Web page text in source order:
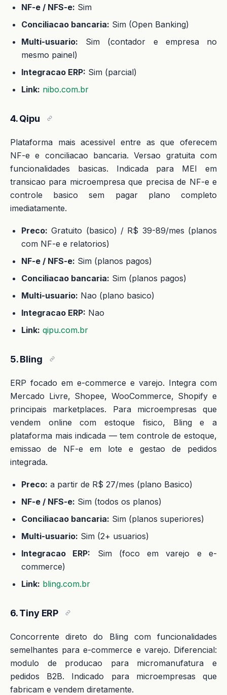
NF-e / NFS-e: Sim
Conciliacao bancaria: Sim (Open Banking)
Multi-usuario: Sim (contador e empresa no
mesmo painel)
Integracao ERP: Sim (parcial)
Link: nibo.com.br
4. Qipu
Plataforma mais acessivel entre as que oferecem
NF-e e conciliacao bancaria. Versao gratuita com
funcionalidades basicas. Indicada para MEI em
transicao para microempresa que precisa de NF-e e
controle basico sem pagar plano completo
imediatamente.
Preco: Gratuito (basico) / R$ 39-89/mes (planos
com NF-e e relatorios)
NF-e / NFS-e: Sim (planos pagos)
Conciliacao bancaria: Sim (planos pagos)
Multi-usuario: Nao (plano basico)
Integracao ERP: Nao
Link: qipu.com.br
5. Bling
ERP focado em e-commerce e varejo. Integra com
Mercado Livre, Shopee, WooCommerce, Shopify e
principais marketplaces. Para microempresas que
vendem online com estoque fisico, Bling e a
plataforma mais indicada — tem controle de estoque,
emissao de NF-e em lote e gestao de pedidos
integrada.
Preco: a partir de R$ 27/mes (plano Basico)
NF-e / NFS-e: Sim (todos os planos)
Conciliacao bancaria: Sim (planos superiores)
Multi-usuario: Sim (2+ usuarios)
Integracao ERP: Sim (foco em varejo e e-
commerce)
Link: bling.com.br
6. Tiny ERP
Concorrente direto do Bling com funcionalidades
semelhantes para e-commerce e varejo. Diferencial:
modulo de producao para micromanufatura e
pedidos B2B. Indicado para microempresas que
fabricam e vendem diretamente.